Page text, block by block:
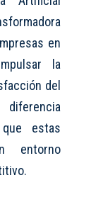
en
la
del
estas
entorno